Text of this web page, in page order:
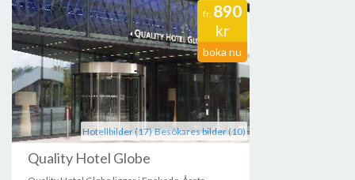
fr. 890
kr
boka nu
Hotellbilder (17) Besökares bilder (10)
Quality Hotel Globe